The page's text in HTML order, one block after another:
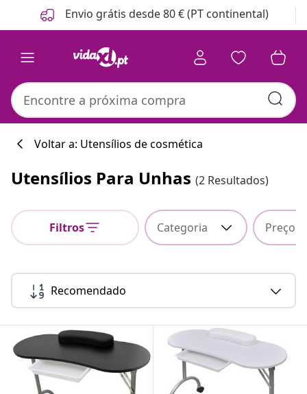
Anterior
Seguinte Envio grátis desde 80 € (PT continental)
Voltar a: Utensílios de cosmética
Utensílios Para Unhas (2 Resultados)
Filtros Categoria Preço
Recomendado